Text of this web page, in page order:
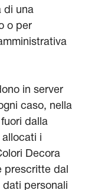
di una
o per
in server
caso, nella
dalla
allocati i
Decora
prescritte dal
dati personali